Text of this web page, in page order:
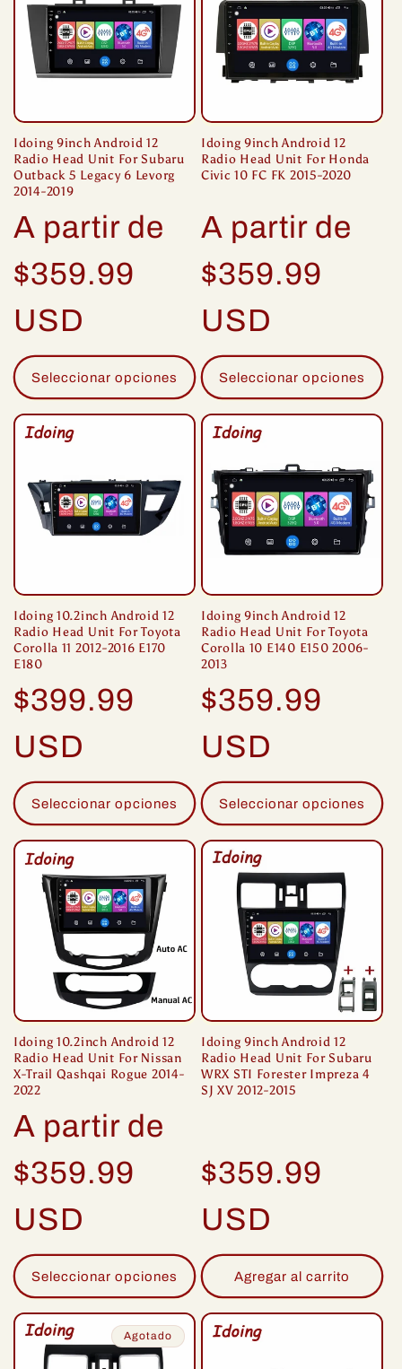
Idoing 9inch Android 12
Radio Head Unit For Subaru
Outback 5 Legacy 6 Levorg
2014-2019
Precio
habitual
A partir de
$359.99
USD
Seleccionar opciones
Idoing 9inch Android 12
Radio Head Unit For Honda
Civic 10 FC FK 2015-2020
Precio
habitual
A partir de
$359.99
USD
Seleccionar opciones
Idoing 10.2inch Android 12
Radio Head Unit For Toyota
Corolla 11 2012-2016 E170
E180
Precio
habitual
$399.99
USD
Seleccionar opciones
Idoing 9inch Android 12
Radio Head Unit For Toyota
Corolla 10 E140 E150 2006-
2013
Precio
habitual
$359.99
USD
Seleccionar opciones
Idoing 10.2inch Android 12
Radio Head Unit For Nissan
X-Trail Qashqai Rogue 2014-
2022
Precio
habitual
A partir de
$359.99
USD
Seleccionar opciones
Idoing 9inch Android 12
Radio Head Unit For Subaru
WRX STI Forester Impreza 4
SJ XV 2012-2015
Precio
habitual
$359.99
USD
Agregar al carrito
Agotado